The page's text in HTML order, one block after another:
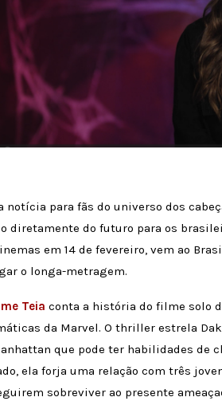
notícia para fãs do universo dos
diretamente do futuro para os
em 14 de fevereiro, vem ao
o longa-metragem.
Teia conta a história do filme solo
da Marvel. O thriller estrela
que pode ter habilidades de
ela forja uma relação com três
sobreviver ao presente